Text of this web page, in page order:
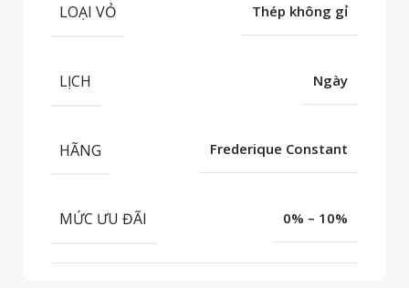
LOẠI VỎ Thép không gỉ
LỊCH Ngày
HÃNG Frederique Constant
MỨC ƯU ĐÃI 0% – 10%